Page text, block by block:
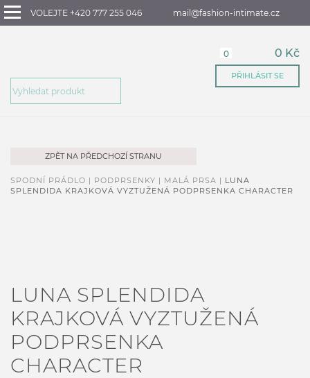
VOLEJTE +420 777 255 046 mail@fashion-intimate.cz
0 0 Kč
PŘIHLÁSIT SE
ZPĚT NA PŘEDCHOZÍ STRANU
SPODNÍ PRÁDLO | PODPRSENKY | MALÁ PRSA | LUNA
SPLENDIDA KRAJKOVÁ VYZTUŽENÁ PODPRSENKA CHARACTER
LUNA SPLENDIDA
KRAJKOVÁ VYZTUŽENÁ
PODPRSENKA
CHARACTER